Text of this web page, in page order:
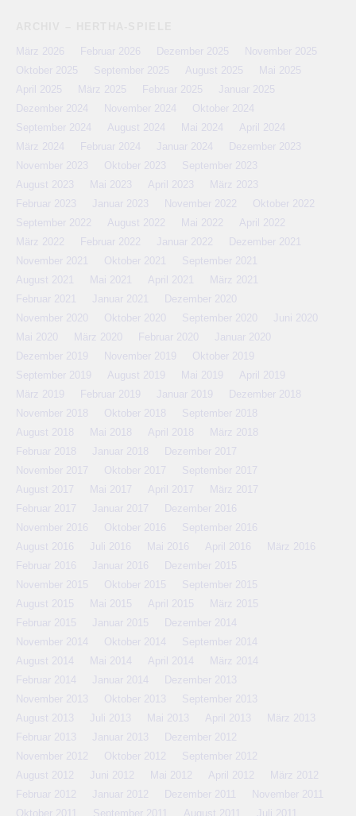
März 2026 Februar 2026 Dezember 2025
November 2025
Oktober 2025
September 2025 August 2025
Mai 2025
April 2025
März 2025 Februar 2025
Januar 2025
Dezember 2024
November 2024
Oktober 2024
September 2024
August 2024 Mai 2024
April 2024
März 2024
Februar 2024 Januar 2024
Dezember 2023
November 2023
Oktober 2023
September 2023
August 2023
Mai 2023 April 2023
März 2023
Februar 2023
Januar 2023 November 2022
Oktober 2022
September 2022
August 2022 Mai 2022
April 2022
März 2022
Februar 2022 Januar 2022
Dezember 2021
November 2021
Oktober 2021
September 2021
August 2021
Mai 2021 April 2021
März 2021
Februar 2021
Januar 2021
Dezember 2020
November 2020
Oktober 2020 September 2020
Juni 2020
Mai 2020
März 2020 Februar 2020
Januar 2020
Dezember 2019
November 2019
Oktober 2019
September 2019
August 2019 Mai 2019
April 2019
März 2019
Februar 2019 Januar 2019
Dezember 2018
November 2018
Oktober 2018
September 2018
August 2018
Mai 2018 April 2018
März 2018
Februar 2018
Januar 2018
Dezember 2017
November 2017
Oktober 2017
September 2017
August 2017
Mai 2017 April 2017
März 2017
Februar 2017
Januar 2017
Dezember 2016
November 2016
Oktober 2016
September 2016
August 2016
Juli 2016 Mai 2016 April 2016
März 2016
Februar 2016
Januar 2016
Dezember 2015
November 2015
Oktober 2015
September 2015
August 2015
Mai 2015 April 2015
März 2015
Februar 2015
Januar 2015
Dezember 2014
November 2014
Oktober 2014
September 2014
August 2014
Mai 2014 April 2014
März 2014
Februar 2014
Januar 2014
Dezember 2013
November 2013
Oktober 2013
September 2013
August 2013
Juli 2013 Mai 2013 April 2013
März 2013
Februar 2013
Januar 2013
Dezember 2012
November 2012
Oktober 2012
September 2012
August 2012
Juni 2012 Mai 2012 April 2012
März 2012
Februar 2012
Januar 2012 Dezember 2011
November 2011
Oktober 2011
September 2011 August 2011 Juli 2011